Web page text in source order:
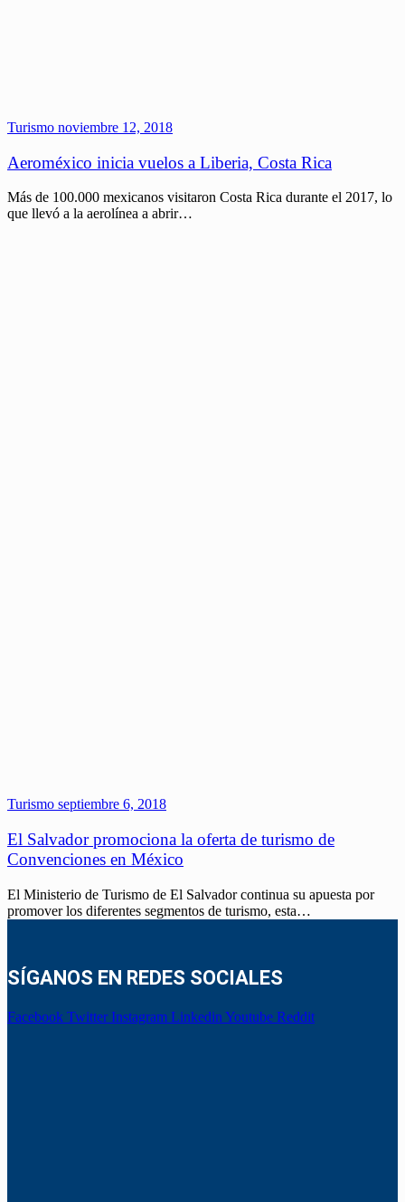
Turismo noviembre 12, 2018
Aeroméxico inicia vuelos a Liberia, Costa Rica
Más de 100.000 mexicanos visitaron Costa Rica durante el 2017, lo
que llevó a la aerolínea a abrir…
Turismo septiembre 6, 2018
El Salvador promociona la oferta de turismo de
Convenciones en México
El Ministerio de Turismo de El Salvador continua su apuesta por
promover los diferentes segmentos de turismo, esta…
SÍGANOS EN REDES SOCIALES
Facebook Twitter Instagram Linkedin Youtube Reddit